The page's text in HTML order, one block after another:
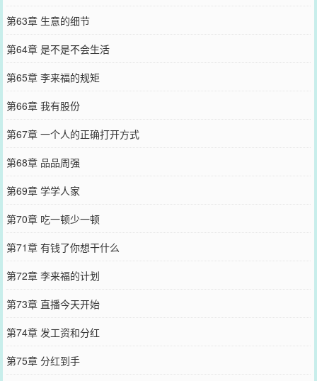
第63章 生意的细节
第64章 是不是不会生活
第65章 李来福的规矩
第66章 我有股份
第67章 一个人的正确打开方式
第68章 品品周强
第69章 学学人家
第70章 吃一顿少一顿
第71章 有钱了你想干什么
第72章 李来福的计划
第73章 直播今天开始
第74章 发工资和分红
第75章 分红到手